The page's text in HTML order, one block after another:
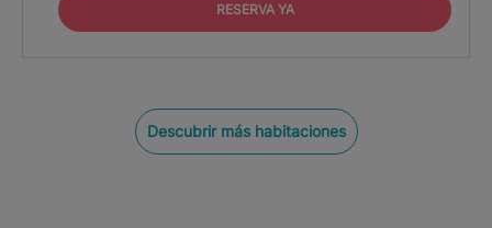
RESERVA YA
Descubrir más habitaciones